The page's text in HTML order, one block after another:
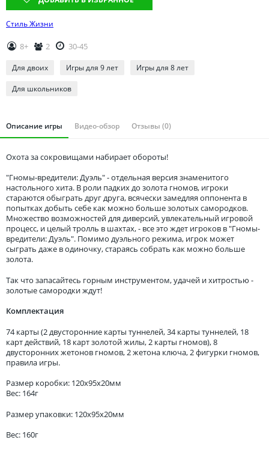
Томская область
Тюменская область
Стиль Жизни
8+ 2 30-45
Для двоих Игры для 9 лет Игры для 8 лет
Для школьников
Описание игры Видео-обзор Отзывы (0)
Охота за сокровищами набирает обороты!
"Гномы-вредители: Дуэль" - отдельная версия знаменитого
настольного хита. В роли падких до золота гномов, игроки
стараются обыграть друг друга, всячески замедляя оппонента в
попытках добыть себе как можно больше золотых самородков.
Множество возможностей для диверсий, увлекательный игровой
процесс, и целый тролль в шахтах, - все это ждет игроков в "Гномы-
вредители: Дуэль". Помимо дуэльного режима, игрок может
сыграть даже в одиночку, стараясь собрать как можно больше
золота.
Так что запасайтесь горным инструментом, удачей и хитростью -
золотые самородки ждут!
Комплектация
74 карты (2 двусторонние карты туннелей, 34 карты туннелей, 18
карт действий, 18 карт золотой жилы, 2 карты гномов), 8
двусторонних жетонов гномов, 2 жетона ключа, 2 фигурки гномов,
правила игры.
Размер коробки: 120x95x20мм
Вес: 164г
Размер упаковки: 120x95x20мм
Вес: 160г